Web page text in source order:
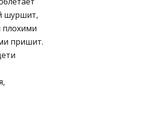
шуршит,
плохими
пришит.